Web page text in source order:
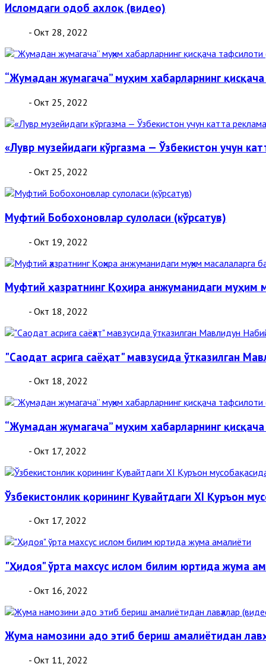
Исломдаги одоб ахлоқ (видео)
- Окт 28, 2022
“Жумадан жумагача” муҳим хабарларнинг
- Окт 25, 2022
«Лувр музейидаги кўргазма — Ўзбекистон учун
- Окт 25, 2022
Муфтий Бобохоновлар сулоласи (кўрсатув)
- Окт 19, 2022
Муфтий ҳазратнинг Қоҳира анжуманидаги муҳим
- Окт 18, 2022
"Саодат асрига саёҳат" мавзусида ўтказилган
- Окт 18, 2022
“Жумадан жумагача” муҳим хабарларнинг
- Окт 17, 2022
Ўзбекистонлик қорининг Қувайтдаги XI Қуръон
- Окт 17, 2022
"Ҳидоя" ўрта махсус ислом билим юртида жума
- Окт 16, 2022
Жума намозини адо этиб бериш амалиётидан
- Окт 11, 2022